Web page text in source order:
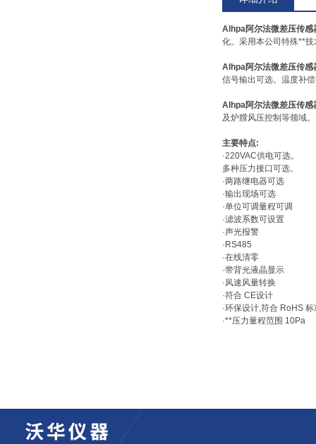
Alhpa阿尔法微差压传感
化。采用本公司特殊**
Alhpa阿尔法微差压传感
信号输出可选。温度补
Alhpa阿尔法微差压传感
及炉膛风压控制等领域。
主要特点:
·220VAC供电可选。
多种压力接口可选。
·两路继电器可选
·输出现场可选
·单位可调量程可调
·滤波系数可设置
·声光报警
·RS485
·在线清零
·带背光液晶显示
·风速风量转换
·符合 CE设计
·环保设计,符合 RoHS 标
·**压力量程范围 10Pa